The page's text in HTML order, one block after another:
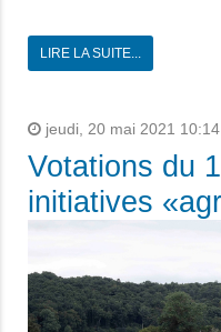
LIRE LA SUITE...
jeudi, 20 mai 2021 10:14
Votations du
initiatives